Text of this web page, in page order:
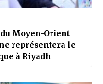
Moyen-Orient
représentera le
à Riyadh